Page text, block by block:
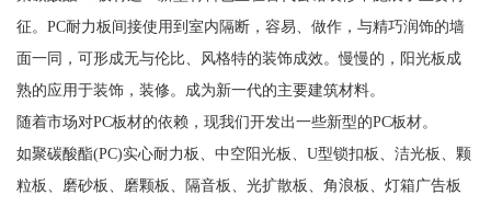
征。PC耐力板间接使用到室内隔断，容易、做作，与精巧润饰的墙
面一同，可形成无与伦比、风格特的装饰成效。慢慢的，阳光板成
熟的应用于装饰，装修。成为新一代的主要建筑材料。
随着市场对PC板材的依赖，现我们开发出一些新型的PC板材。
如聚碳酸酯(PC)实心耐力板、中空阳光板、U型锁扣板、洁光板、颗
粒板、磨砂板、磨颗板、隔音板、光扩散板、角浪板、灯箱广告板